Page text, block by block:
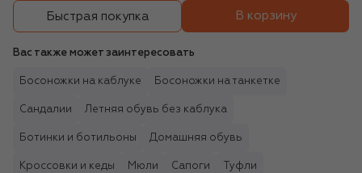
Быстрая покупка В корзину
Вас также может заинтересовать
Босоножки на каблуке Босоножки на танкетке
Сандалии Летняя обувь без каблука
Ботинки и ботильоны Домашняя обувь
Кроссовки и кеды Мюли Сапоги Туфли